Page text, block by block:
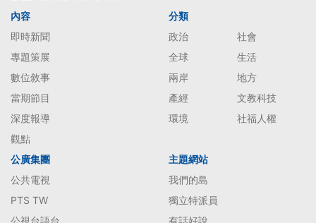
內容
即時新聞
專題策展
數位敘事
當期節目
深度報導
觀點
分類
政治
社會
全球
生活
兩岸
地方
產經
文教科技
環境
社福人權
公廣集團
公共電視
PTS TW
主題網站
我們的島
獨立特派員